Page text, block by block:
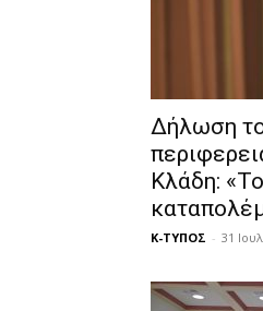
Δήλωση
Κλάδη:
Κ-ΤΥΠΟΣ - 31